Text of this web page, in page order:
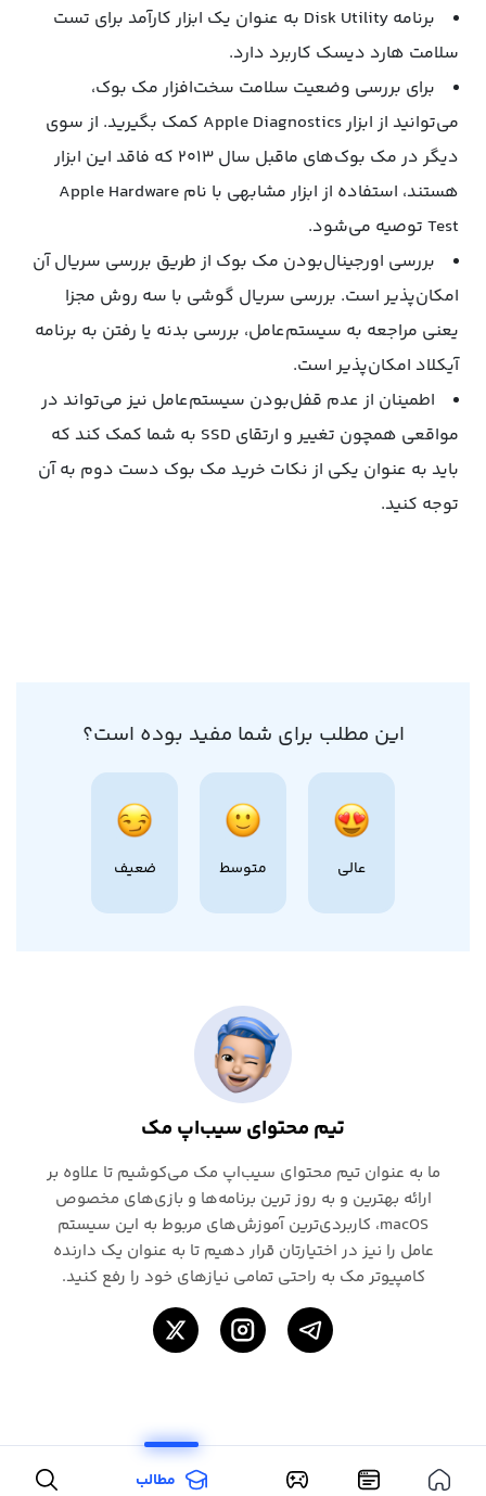
برنامه Disk Utility به عنوان یک ابزار کارآمد برای تست
سلامت هارد دیسک کاربرد دارد.
برای بررسی وضعیت سلامت سخت‌افزار مک‌ بوک،
می‌توانید از ابزار Apple Diagnostics کمک بگیرید. از سوی
دیگر در مک‌ بوک‌های ماقبل سال ۲۰۱۳ که فاقد این ابزار
هستند، استفاده از ابزار مشابهی با نام Apple Hardware
Test توصیه می‌شود.
بررسی اورجینال‌بودن مک‌ بوک از طریق بررسی سریال آن
امکان‌پذیر است. بررسی سریال گوشی با سه روش مجزا
یعنی مراجعه به سیستم‌عامل، بررسی بدنه یا رفتن به برنامه
آیکلاد امکان‌پذیر است.
اطمینان از عدم قفل‌بودن سیستم‌عامل نیز می‌تواند در
مواقعی همچون تغییر و ارتقای SSD به شما کمک کند که
باید به عنوان یکی از نکات خرید مک بوک دست دوم به آن
توجه کنید.
این مطلب برای شما مفید بوده است؟
عالی متوسط ضعیف
تیم محتوای سیب‌اپ مک
ما به عنوان تیم محتوای سیب‌اپ مک می‌کوشیم تا علاوه بر
ارائه بهترین و به روز ترین برنامه‌ها و بازی‌های مخصوص
macOS، کاربردی‌ترین آموزش‌های مربوط به این سیستم
عامل را نیز در اختیارتان قرار دهیم تا به عنوان یک دارنده
کامپیوتر مک به راحتی تمامی نیازهای خود را رفع کنید.
مطالب